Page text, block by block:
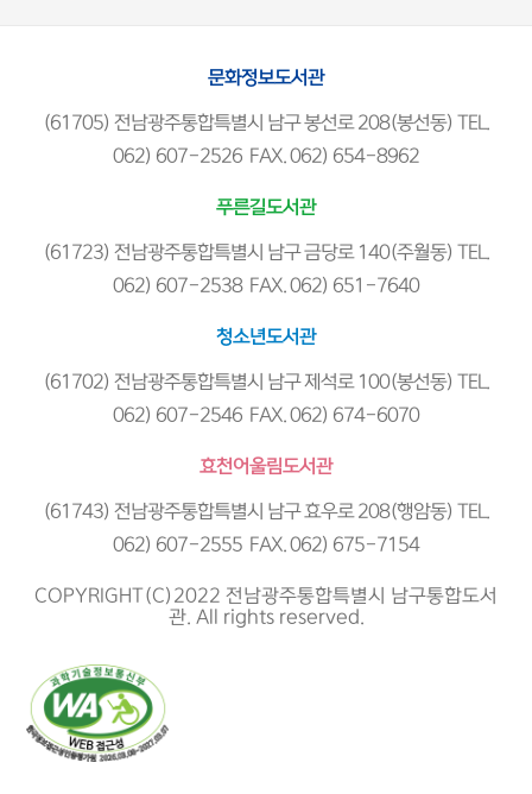
문화정보도서관
(61705) 전남광주통합특별시 남구 봉선로 208(봉선동) TEL.
062) 607-2526 FAX. 062) 654-8962
푸른길도서관
(61723) 전남광주통합특별시 남구 금당로 140(주월동) TEL.
062) 607-2538 FAX. 062) 651-7640
청소년도서관
(61702) 전남광주통합특별시 남구 제석로 100(봉선동) TEL.
062) 607-2546 FAX. 062) 674-6070
효천어울림도서관
(61743) 전남광주통합특별시 남구 효우로 208(행암동) TEL.
062) 607-2555 FAX. 062) 675-7154
COPYRIGHT(C)2022 전남광주통합특별시 남구통합도서
관. All rights reserved.